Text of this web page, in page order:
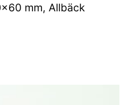
mm, Allbäck